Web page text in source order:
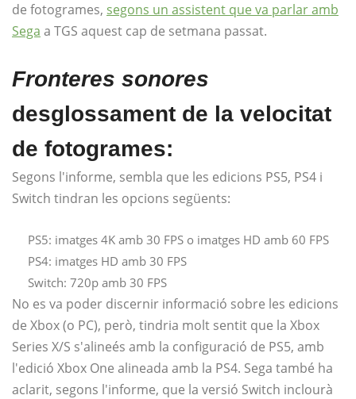
de fotogrames, segons un assistent que va parlar amb
Sega a TGS aquest cap de setmana passat.
Fronteres sonores
desglossament de la velocitat
de fotogrames:
Segons l'informe, sembla que les edicions PS5, PS4 i
Switch tindran les opcions següents:
PS5: imatges 4K amb 30 FPS o imatges HD amb 60 FPS
PS4: imatges HD amb 30 FPS
Switch: 720p amb 30 FPS
No es va poder discernir informació sobre les edicions
de Xbox (o PC), però, tindria molt sentit que la Xbox
Series X/S s'alineés amb la configuració de PS5, amb
l'edició Xbox One alineada amb la PS4. Sega també ha
aclarit, segons l'informe, que la versió Switch inclourà